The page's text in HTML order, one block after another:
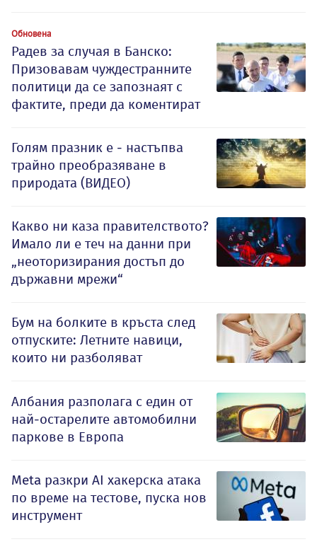
Обновена
Радев за случая в Банско:
Призовавам чуждестранните
политици да се запознаят с
фактите, преди да коментират
Голям празник е - настъпва
трайно преобразяване в
природата (ВИДЕО)
Какво ни каза правителството?
Имало ли е теч на данни при
„неоторизирания достъп до
държавни мрежи“
Бум на болките в кръста след
отпуските: Летните навици,
които ни разболяват
Албания разполага с един от
най-остарелите автомобилни
паркове в Европа
Meta разкри AI хакерска атака
по време на тестове, пуска нов
инструмент